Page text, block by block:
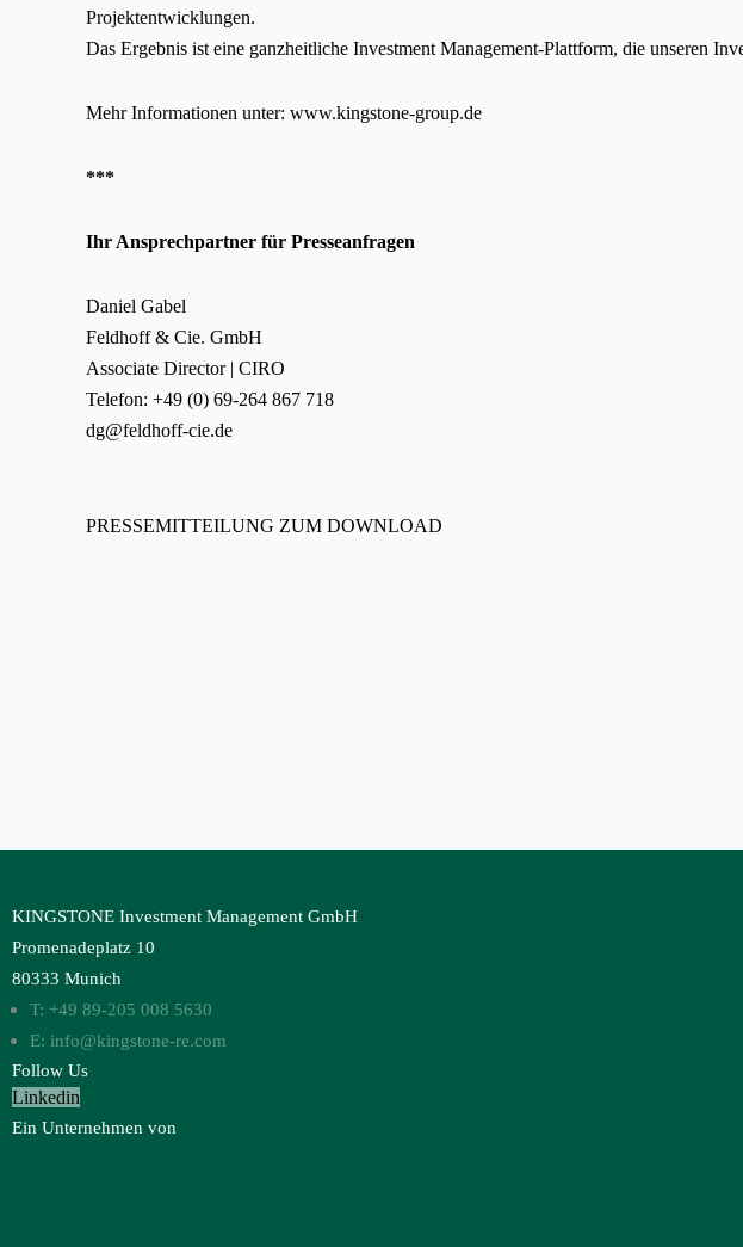
Projektentwicklungen.
Das Ergebnis ist eine ganzheitliche Investment Management-Plattform, die unseren
Mehr Informationen unter: www.kingstone-group.de
***
Ihr Ansprechpartner für Presseanfragen
Daniel Gabel
Feldhoff & Cie. GmbH
Associate Director | CIRO
Telefon: +49 (0) 69-264 867 718
dg@feldhoff-cie.de
PRESSEMITTEILUNG ZUM DOWNLOAD
KINGSTONE Investment Management GmbH
Promenadeplatz 10
80333 Munich
T: +49 89-205 008 5630
E: info@kingstone-re.com
Follow Us
Linkedin
Ein Unternehmen von